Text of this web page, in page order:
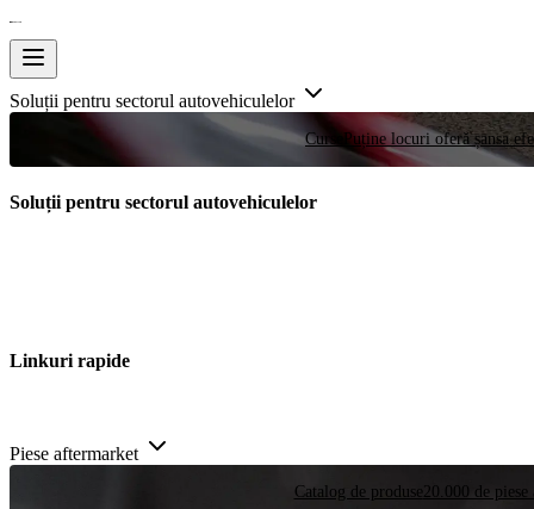
Soluții pentru sectorul autovehiculelor
Curse Puține locuri oferă șansa
Soluții pentru sectorul autovehiculelor
Linkuri rapide
Piese aftermarket
Catalog de produse 20.000 de